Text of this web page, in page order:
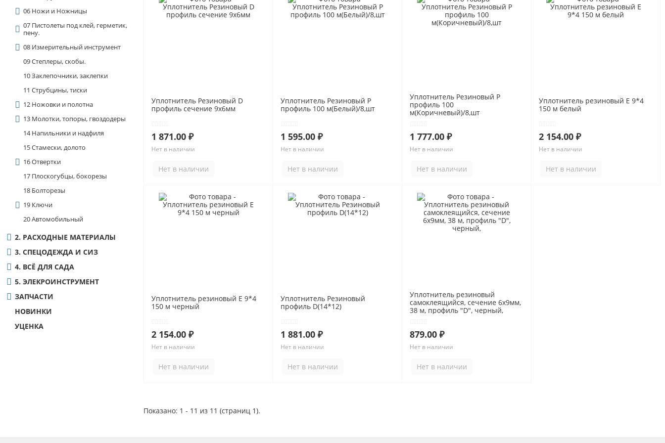
06 Ножи и Ножницы
07 Пистолеты под клей, герметик,
пену.
08 Измерительный инструмент
09 Степлеры, скобы.
10 Заклепочники, заклепки
11 Струбцины, тиски
12 Ножовки и полотна
13 Молотки, топоры, гвоздодеры
14 Напильники и надфиля
15 Стамески, долото
16 Отвертки
17 Плоскогубцы, бокорезы
18 Болторезы
19 Ключи
20 Автомобильный
2. РАСХОДНЫЕ МАТЕРИАЛЫ
3. СПЕЦОДЕЖДА И СИЗ
4. ВСЁ ДЛЯ САДА
5. ЭЛЕКРОИНСТРУМЕНТ
ЗАПЧАСТИ
НОВИНКИ
УЦЕНКА
Уплотнитель Резиновый D
профиль сечение 9х6мм
1 871.00 ₽
Нет в наличии
Нет в наличии
Уплотнитель Резиновый P
профиль 100 м(Белый)/8,шт
1 595.00 ₽
Нет в наличии
Нет в наличии
Уплотнитель Резиновый P
профиль 100
м(Коричневый)/8,шт
1 777.00 ₽
Нет в наличии
Нет в наличии
Уплотнитель резиновый Е 9*4
150 м белый
2 154.00 ₽
Нет в наличии
Нет в наличии
Уплотнитель резиновый Е 9*4
150 м черный
2 154.00 ₽
Нет в наличии
Нет в наличии
Уплотнитель Резиновый
профиль D(14*12)
1 881.00 ₽
Нет в наличии
Нет в наличии
Уплотнитель резиновый
самоклеящийся, сечение 6х9мм,
38 м, профиль "D", черный,
879.00 ₽
Нет в наличии
Нет в наличии
Показано: 1 - 11 из 11 (страниц 1).